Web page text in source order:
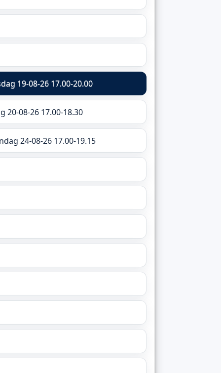
19-08-26 17.00-20.00
20-08-26 17.00-18.30
24-08-26 17.00-19.15